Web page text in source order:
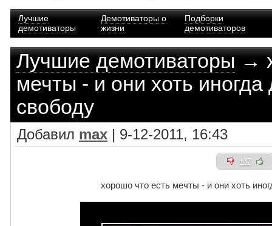
Лучшие
демотиваторы
Демотиваторы о
жизни
Подборки
демотиваторов
Лучшие демотиваторы→
мечты - и они хоть
свободу
Добавил max | 9-12-2011, 16:43
+37
хорошо что есть мечты - и они хоть